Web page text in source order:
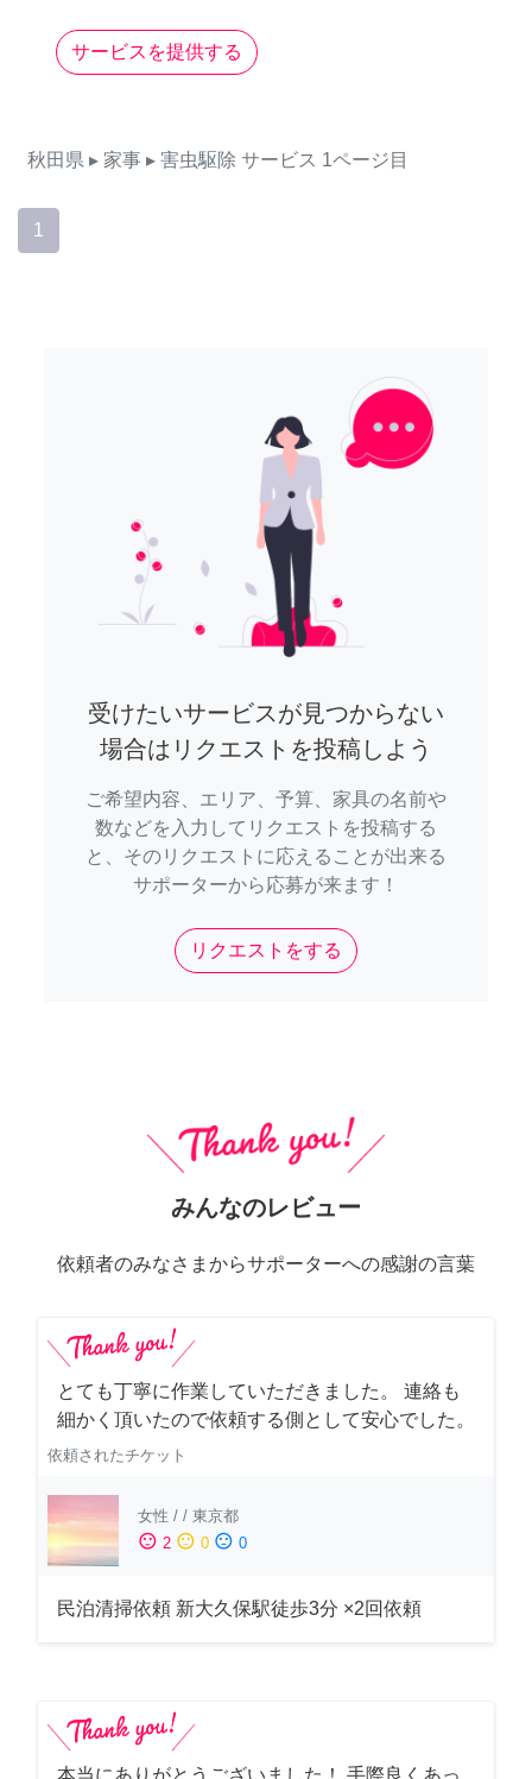
サービスを提供する
秋田県 ▸ 家事 ▸ 害虫駆除 サービス 1ページ目
1
受けたいサービスが見つからない
場合はリクエストを投稿しよう
ご希望内容、エリア、予算、家具の名前や
数などを入力してリクエストを投稿する
と、そのリクエストに応えることが出来る
サポーターから応募が来ます！
リクエストをする
みんなのレビュー
依頼者のみなさまからサポーターへの感謝の言葉
とても丁寧に作業していただきました。 連絡も
細かく頂いたので依頼する側として安心でした。
依頼されたチケット
女性 / / 東京都
sentiment_satisfied 2 sentiment_neutral 0 sentiment_dissatisfied 0
民泊清掃依頼 新大久保駅徒歩3分 ×2回依頼